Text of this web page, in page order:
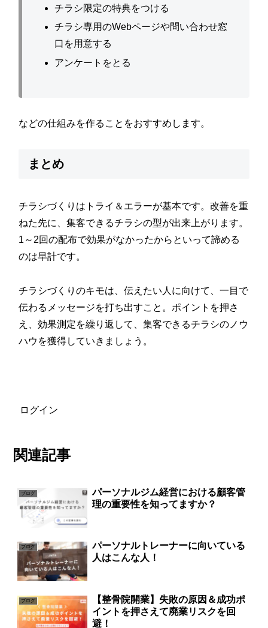
チラシ限定の特典をつける
チラシ専用のWebページや問い合わせ窓
口を用意する
アンケートをとる
などの仕組みを作ることをおすすめします。
まとめ
チラシづくりはトライ＆エラーが基本です。改善を重
ねた先に、集客できるチラシの型が出来上がります。
1～2回の配布で効果がなかったからといって諦める
のは早計です。
チラシづくりのキモは、伝えたい人に向けて、一目で
伝わるメッセージを打ち出すこと。ポイントを押さ
え、効果測定を繰り返して、集客できるチラシのノウ
ハウを獲得していきましょう。
ログイン
関連記事
ブログ
パーソナルジム経営における顧客管
理の重要性を知ってますか？
ブログ
パーソナルトレーナーに向いている
人はこんな人！
ブログ
【整骨院開業】失敗の原因＆成功ポ
イントを押さえて廃業リスクを回
避！